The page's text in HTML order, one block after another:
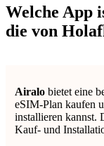
Welche App
die von
Airalobietet eine
eSIM-Plan kaufen
installieren kannst.
Kauf- und